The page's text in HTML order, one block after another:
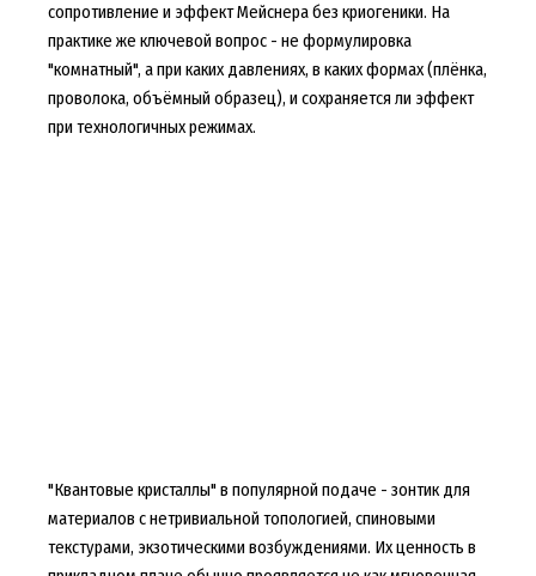
сопротивление и эффект Мейснера без криогеники. На
практике же ключевой вопрос - не формулировка
"комнатный", а при каких давлениях, в каких формах (плёнка,
проволока, объёмный образец), и сохраняется ли эффект
при технологичных режимах.
"Квантовые кристаллы" в популярной подаче - зонтик для
материалов с нетривиальной топологией, спиновыми
текстурами, экзотическими возбуждениями. Их ценность в